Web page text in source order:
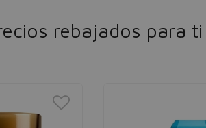
rebajados para ti